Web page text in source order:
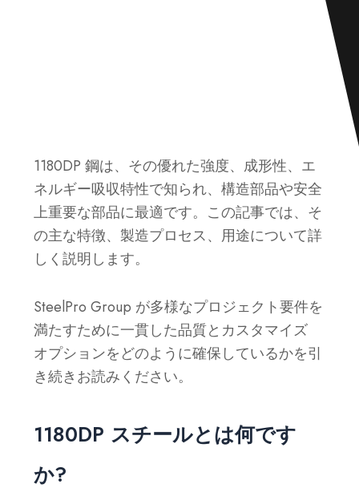
1180DP 鋼は、その優れた強度、成形性、エ
ネルギー吸収特性で知られ、構造部品や安全
上重要な部品に最適です。この記事では、そ
の主な特徴、製造プロセス、用途について詳
しく説明します。
SteelPro Group が多様なプロジェクト要件を
満たすために一貫した品質とカスタマイズ
オプションをどのように確保しているかを引
き続きお読みください。
1180DP スチールとは何です
か?